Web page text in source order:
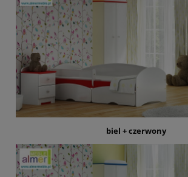
biel + czerwony